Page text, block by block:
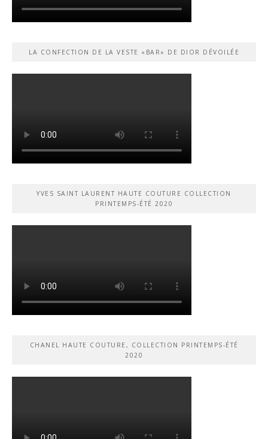
LA CONFECTION DE LA VESTE «BAR» DE DIOR DÉVOILÉE
YVES SAINT LAURENT HAUTE COUTURE COLLECTION
PRINTEMPS-ÉTÉ 2020
CHANEL HAUTE COUTURE, COLLECTION PRINTEMPS-ÉTÉ
2020